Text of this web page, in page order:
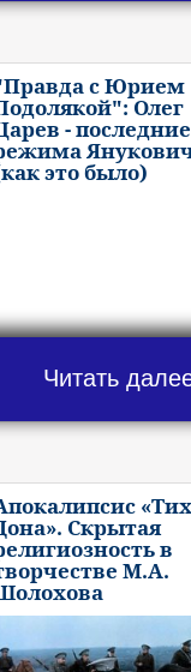
с Юрием
Олег
-
это было)
Читать
Скрытая
в
М.А.